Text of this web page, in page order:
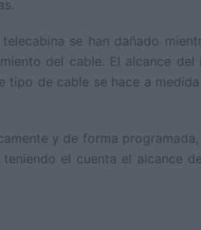
se han dañado
del cable. El alcance
tipo de cable se hace a
y de forma
el cuenta el alcance